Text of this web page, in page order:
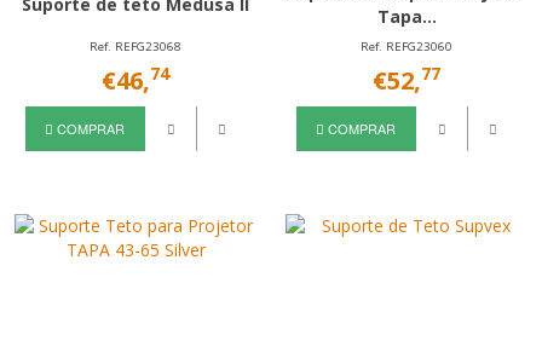
Ref. REFG23068
€46,74
COMPRAR
Tapa...
Ref. REFG23060
€52,77
COMPRAR